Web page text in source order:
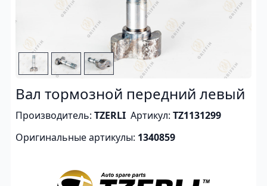
Вал тормозной передний левый
Производитель: TZERLI Артикул: TZ1131299
Оригинальные артикулы: 1340859